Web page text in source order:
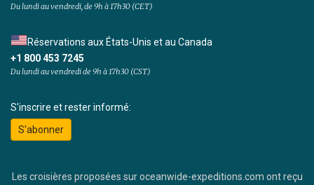
Du lundi au vendredi, de 9h à 17h30 (CET)
Réservations aux États-Unis et au Canada
+1 800 453 7245
Du lundi au vendredi de 9h à 17h30 (CST)
S'inscrire et rester informé:
S'abonner
Les croisières proposées sur oceanwide-expeditions.com ont reçu